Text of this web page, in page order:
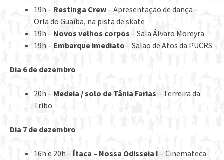
19h – Restinga Crew– Apresentação de dança –
Orla do Guaíba, na pista de skate
19h – Novos velhos corpos – Sala Álvaro Moreyra
19h – Embarque imediato – Salão de Atos da PUCRS
Dia 6 de dezembro
20h – Medeia / solo de Tânia Farias – Terreira da
Tribo
Dia 7 de dezembro
16h e 20h – Ítaca – Nossa Odisseia I – Cinemateca